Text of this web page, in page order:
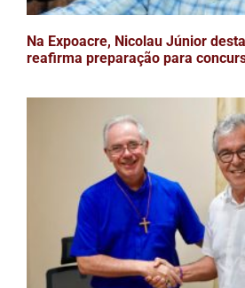
Na Expoacre, Nicolau Júnior
reafirma preparação para